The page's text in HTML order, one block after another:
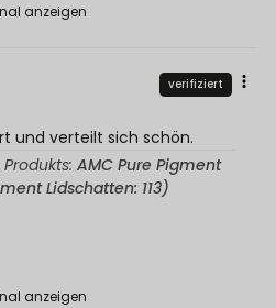
anzeigen
anzeigen
verifiziert
und verteilt sich schön.
AMC Pure Pigment
Lidschatten: 113)